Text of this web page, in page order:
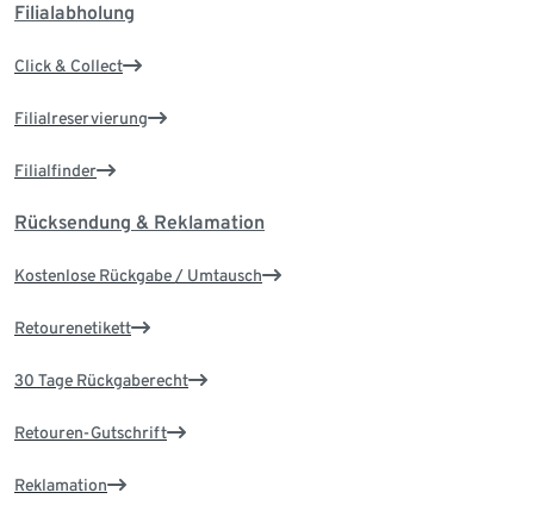
Filialabholung
Click & Collect
Filialreservierung
Filialfinder
Rücksendung & Reklamation
Kostenlose Rückgabe / Umtausch
Retourenetikett
30 Tage Rückgaberecht
Retouren-Gutschrift
Reklamation